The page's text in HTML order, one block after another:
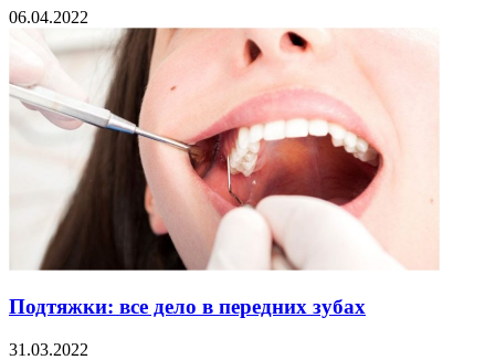
06.04.2022
Подтяжки: все дело в передних зубах
31.03.2022